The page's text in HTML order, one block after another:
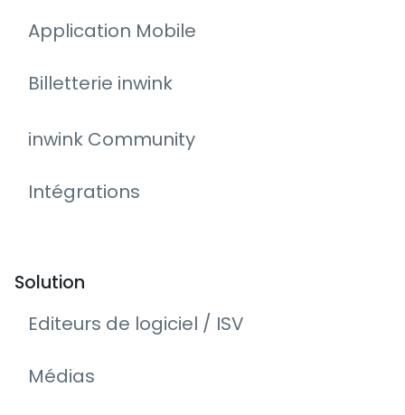
Application Mobile
Billetterie inwink
inwink Community
Intégrations
Solution
Editeurs de logiciel / ISV
Médias